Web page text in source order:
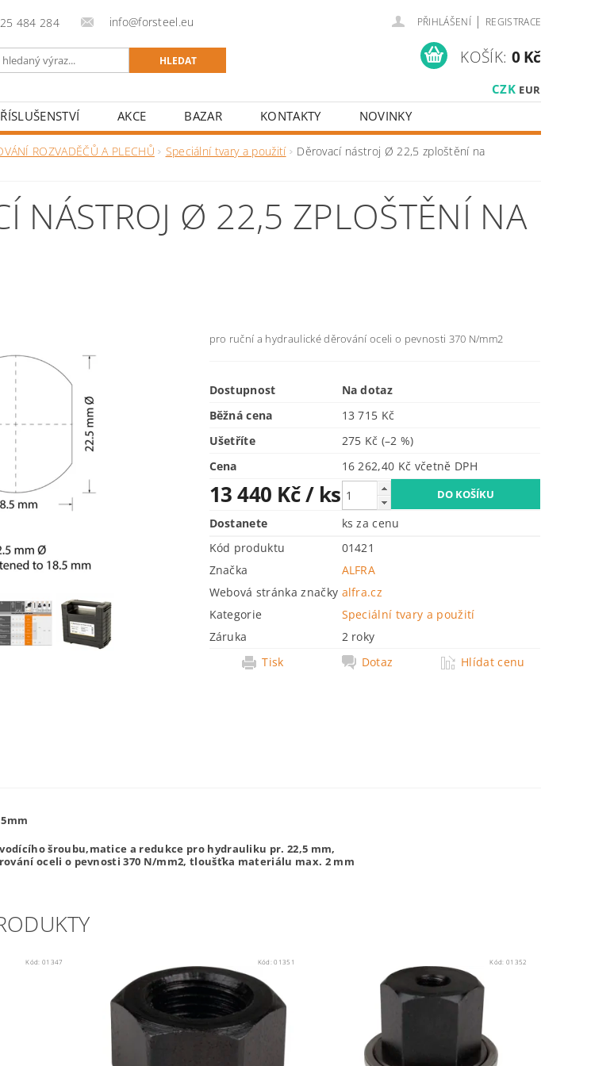
484 284 info@forsteel.eu PŘIHLÁŠENÍ | REGISTRACE
CZK EUR
KOŠÍK: 0 Kč
AKCE BAZAR KONTAKTY
NOVINKY
ROZVADĚČŮ A PLECHŮ Speciální tvary a použití
Děrovací nástroj Ø 22,5 zploštění na
NÁSTROJ Ø 22,5 ZPLOŠTĚNÍ NA
pro ruční a hydraulické děrování oceli o pevnosti 370 N/mm2
Dostupnost
Na dotaz
Běžná cena
13 715 Kč
Ušetříte
275 Kč (–2 %)
Cena
16 262,40 Kč včetně DPH
13 440 Kč/ ks
Dostanete
ks za cenu
Kód produktu
01421
Značka
ALFRA
Webová stránka značky alfra.cz
Kategorie
Speciální tvary a použití
Záruka
2 roky
Tisk
Dotaz Hlídat cenu
šroubu,matice a redukce pro hydrauliku pr. 22,5 mm,
oceli o pevnosti 370 N/mm2, tloušťka materiálu max. 2 mm
Kód: 01347 Kód:01351 Kód:01352